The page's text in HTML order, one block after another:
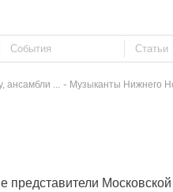
... - Музыканты Нижнего
представители